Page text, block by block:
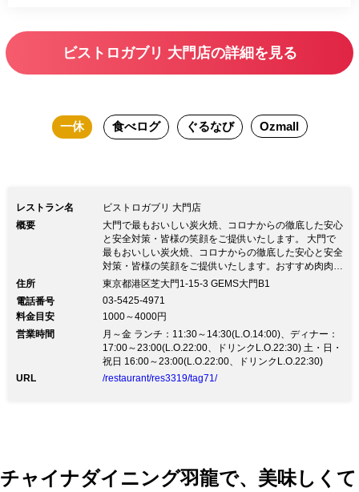
とのお食事など、お気軽にご利用いただ
ビストロガブリ 大門店の詳細を見る
一休 食べログ ぐるなび Ozmall
レストラン名
ビストロガブリ 大門店
概要
大門で最もおいしい炭火焼、コロナからの徹底した安心
と安全対策・皆様の笑顔をご提供いたします。 大門で
最もおいしい炭火焼、コロナからの徹底した安心と安全
対策・皆様の笑顔をご提供いたします。おすすめ肉肉セ
ットメニュー ￥8,000→￥6,000 プレミアム肉肉セット
美明豚 山形産信玄鶏 SP肉肉セット A4黒毛和牛シンタ
マ2種 大麦牛ビーフシチュー 豪州ランプ肉 USハラミ肉
土日祝日も営業中！ ・ランチ 平日11時30分～14時30
分(LO14時)・ディナー 平日 17時(土日祝16時)～23時00
分 (LO22時30分)
住所
東京都港区芝大門1-15-3 GEMS大門B1
電話番号
03-5425-4971
料金目安
1000～4000円
営業時間
月～金 ランチ：11:30～14:30(L.O.14:00)、ディナー：
17:00～23:00(L.O.22:00、ドリンクL.O.22:30) 土・日・
祝日 16:00～23:00(L.O.22:00、ドリンクL.O.22:30)
URL
/restaurant/res3319/tag71/
チャイナダイニング羽龍で、美味しくて